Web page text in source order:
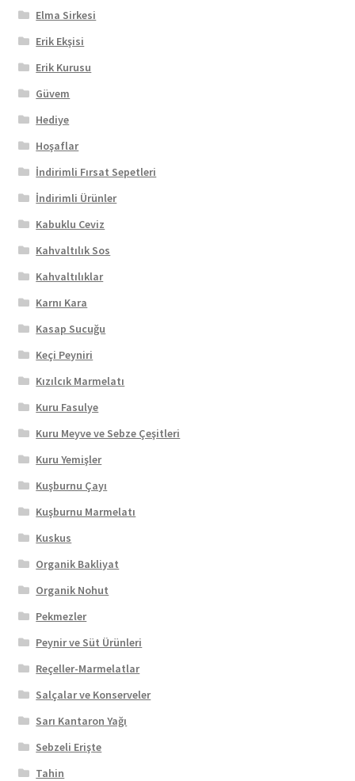
Elma Sirkesi
Erik Ekşisi
Erik Kurusu
Güvem
Hediye
Hoşaflar
İndirimli Fırsat Sepetleri
İndirimli Ürünler
Kabuklu Ceviz
Kahvaltılık Sos
Kahvaltılıklar
Karnı Kara
Kasap Sucuğu
Keçi Peyniri
Kızılcık Marmelatı
Kuru Fasulye
Kuru Meyve ve Sebze Çeşitleri
Kuru Yemişler
Kuşburnu Çayı
Kuşburnu Marmelatı
Kuskus
Organik Bakliyat
Organik Nohut
Pekmezler
Peynir ve Süt Ürünleri
Reçeller-Marmelatlar
Salçalar ve Konserveler
Sarı Kantaron Yağı
Sebzeli Erişte
Tahin